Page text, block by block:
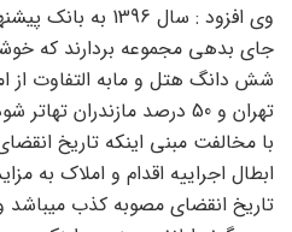
وی افزود : سال
جای بدهی مجموعه بردارند که
تهران و 50 درصد مازندران
با مخالفت مبنی اینکه تاریخ
ابطال اجراییه اقدام و املاک به
تاریخ انقضای مصوبه کذب